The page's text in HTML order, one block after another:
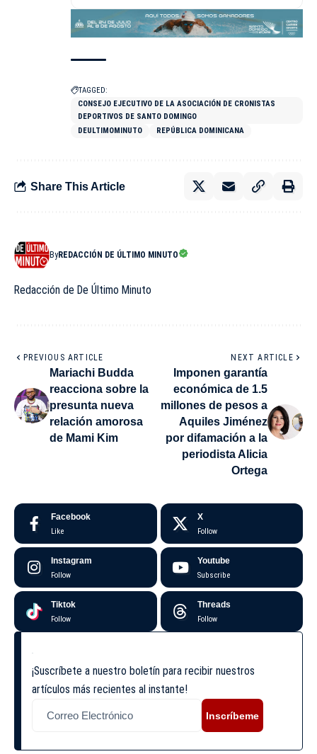
TAGGED:
CONSEJO EJECUTIVO DE LA ASOCIACIÓN DE CRONISTAS
DEPORTIVOS DE SANTO DOMINGO
DEULTIMOMINUTO
REPÚBLICA DOMINICANA
Share This Article
ByREDACCIÓN DE ÚLTIMO MINUTO
Redacción de De Último Minuto
PREVIOUS ARTICLE
Mariachi Budda
reacciona sobre la
presunta nueva
relación amorosa
de Mami Kim
NEXT ARTICLE
Imponen garantía
económica de 1.5
millones de pesos a
Aquiles Jiménez
por difamación a la
periodista Alicia
Ortega
Facebook
Like
X
Follow
Instagram
Follow
Youtube
Subscribe
Tiktok
Follow
Threads
Follow
¡Suscríbete a nuestro boletín para recibir nuestros
artículos más recientes al instante!
Inscríbeme